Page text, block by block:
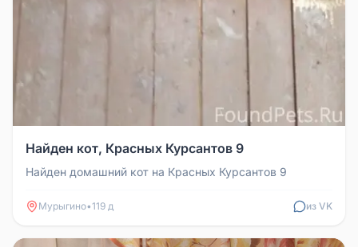
Найден кот, Красных Курсантов 9
Найден домашний кот на Красных Курсантов 9
Мурыгино•119 д из VK